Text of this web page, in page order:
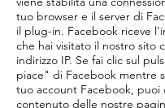
tuo browser e il server di
il plug-in. Facebook riceve
che hai visitato il nostro sito
indirizzo IP. Se fai clic sul
piace" di Facebook mentre
tuo account Facebook, puoi
contenuto delle nostre